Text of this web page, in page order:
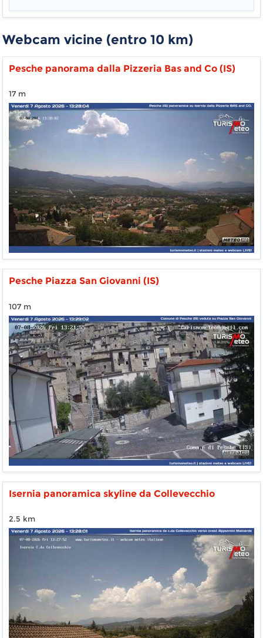
Webcam vicine (entro 10 km)
Pesche panorama dalla Pizzeria Bas and Co (IS)
17 m
Pesche Piazza San Giovanni (IS)
107 m
Isernia panoramica skyline da Collevecchio
2.5 km